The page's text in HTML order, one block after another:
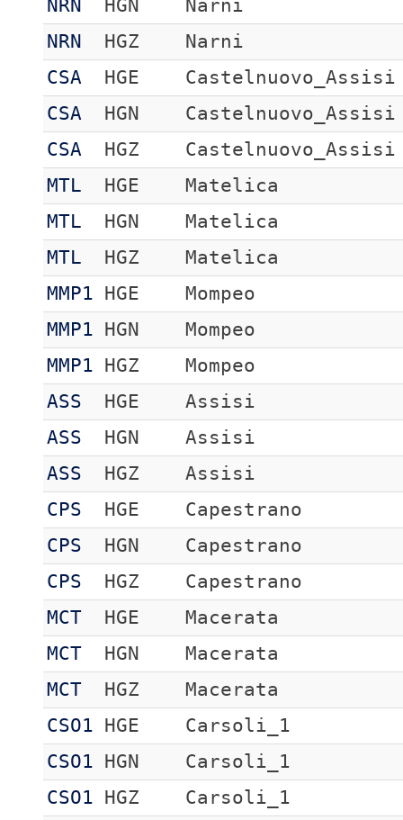
NRN
HGN
Narni
NRN
HGZ
Narni
CSA
HGE
Castelnuovo_Assisi
CSA
HGN
Castelnuovo_Assisi
CSA
HGZ
Castelnuovo_Assisi
MTL
HGE
Matelica
MTL
HGN
Matelica
MTL
HGZ
Matelica
MMP1
HGE
Mompeo
MMP1
HGN
Mompeo
MMP1
HGZ
Mompeo
ASS
HGE
Assisi
ASS
HGN
Assisi
ASS
HGZ
Assisi
CPS
HGE
Capestrano
CPS
HGN
Capestrano
CPS
HGZ
Capestrano
MCT
HGE
Macerata
MCT
HGN
Macerata
MCT
HGZ
Macerata
CSO1
HGE
Carsoli_1
CSO1
HGN
Carsoli_1
CSO1
HGZ Carsoli_1